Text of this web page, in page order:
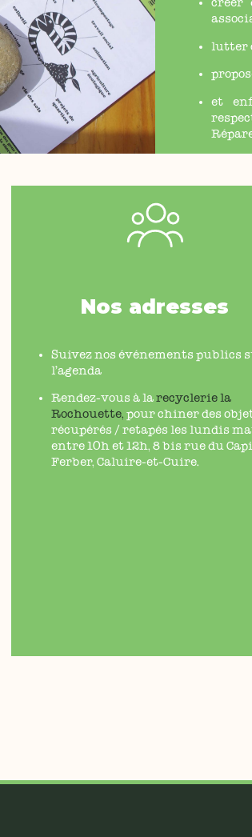
créer
lutter
et
Nos adresses
Suivez nos événements publics
l’agenda
Rendez-vous à larecyclerie la
Rochouette, pour chiner des
récupérés / retapés les lundis
entre 10h et 12h, 8 bis rue du
Ferber, Caluire-et-Cuire.